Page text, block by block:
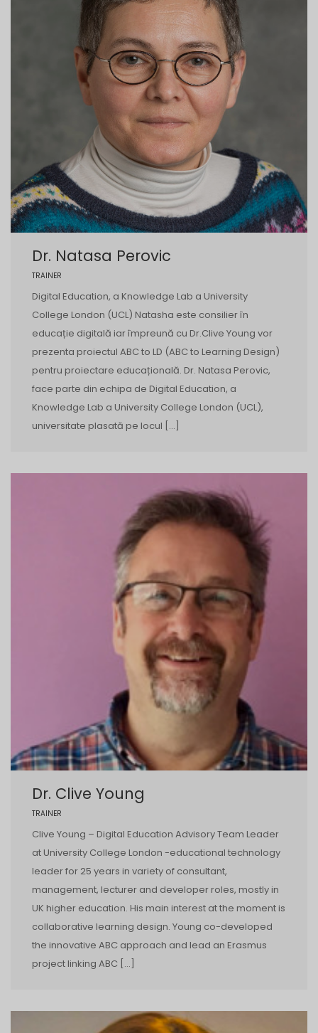
Dr. Natasa Perovic
TRAINER
Digital Education, a Knowledge Lab a University
College London (UCL) Natasha este consilier în
educație digitală iar împreună cu Dr.Clive Young vor
prezenta proiectul ABC to LD (ABC to Learning Design)
pentru proiectare educațională. Dr. Natasa Perovic,
face parte din echipa de Digital Education, a
Knowledge Lab a University College London (UCL),
universitate plasată pe locul […]
Dr. Clive Young
TRAINER
Clive Young – Digital Education Advisory Team Leader
at University College London -educational technology
leader for 25 years in variety of consultant,
management, lecturer and developer roles, mostly in
UK higher education. His main interest at the moment is
collaborative learning design. Young co-developed
the innovative ABC approach and lead an Erasmus
project linking ABC […]